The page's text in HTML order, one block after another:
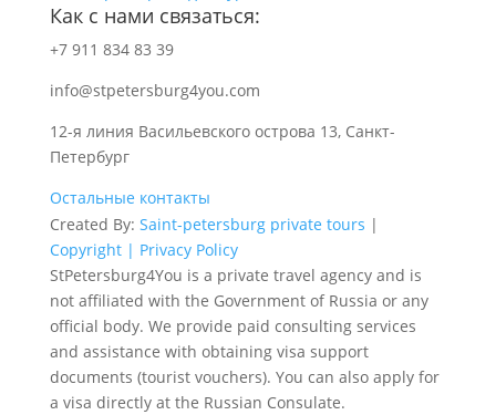
Как с нами связаться:
+7 911 834 83 39
info@stpetersburg4you.com
12-я линия Васильевского острова 13, Санкт-
Петербург
Остальные контакты
Created By: Saint-petersburg private tours |
Copyright | Privacy Policy
StPetersburg4You is a private travel agency and is
not affiliated with the Government of Russia or any
official body. We provide paid consulting services
and assistance with obtaining visa support
documents (tourist vouchers). You can also apply for
a visa directly at the Russian Consulate.